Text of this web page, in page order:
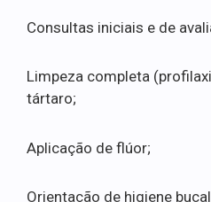
Consultas iniciais e de
Limpeza completa
tártaro;
Aplicação de flúor;
Orientação de higiene